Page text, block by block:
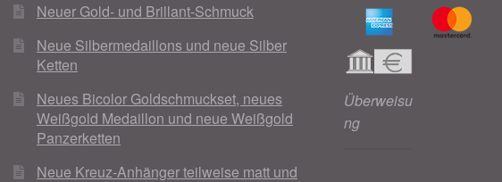
Neuer Gold- und Brillant-Schmuck
Neue Silbermedaillons und neue Silber
Ketten
Neues Bicolor Goldschmuckset, neues
Weißgold Medaillon und neue Weißgold
Panzerketten
Neue Kreuz-Anhänger teilweise matt und
Überweisu
ng